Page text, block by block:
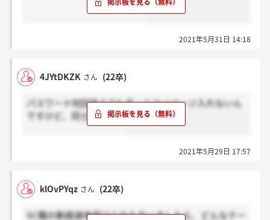
2021年5月31日 14:18
4JYtDKZK さん (22卒)
パスワード何回変えてもずっとマイページ入れないん
ですけど、同士います？
2021年5月29日 17:57
klOvPYqz さん (22卒)
SC職の動画選考受けられた方いましたら、どんなテー